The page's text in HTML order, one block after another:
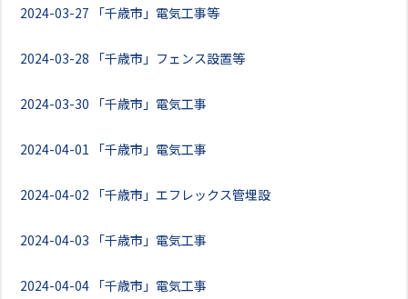
2024-03-27 「千歳市」電気工事等
2024-03-28 「千歳市」フェンス設置等
2024-03-30 「千歳市」電気工事
2024-04-01 「千歳市」電気工事
2024-04-02 「千歳市」エフレックス管埋設
2024-04-03 「千歳市」電気工事
2024-04-04 「千歳市」電気工事